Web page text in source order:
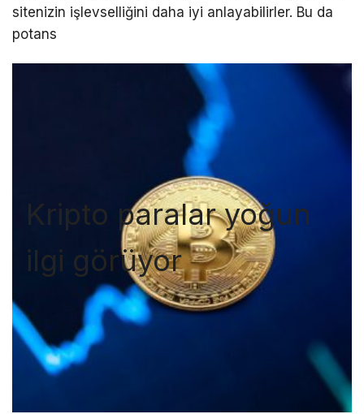
sitenizin işlevselliğini daha iyi anlayabilirler. Bu da
potans
Kripto paralar yoğun
ilgi görüyor